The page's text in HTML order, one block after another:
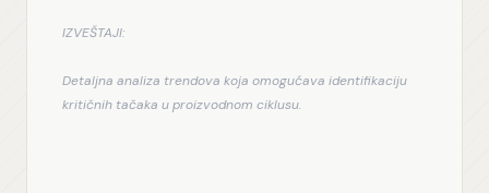
IZVEŠTAJI:
Detaljna analiza trendova koja omogućava identifikaciju
kritičnih tačaka u proizvodnom ciklusu.